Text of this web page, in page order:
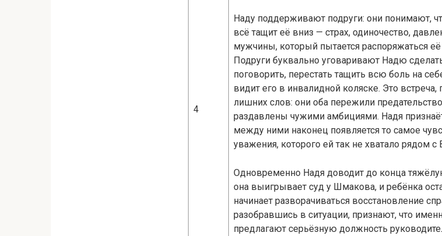
4
Наду поддерживают подруги: они понимают,
всё тащит её вниз — страх, одиночество,
мужчины, который пытается распоряжаться
Подруги буквально уговаривают Надю
поговорить, перестать тащить всю боль на
видит его в инвалидной коляске. Это
лишних слов: они оба пережили
раздавлены чужими амбициями. Надя
между ними наконец появляется то самое
уважения, которого ей так не хватало рядом с
Одновременно Надя доводит до конца
она выигрывает суд у Шмакова, и ребёнка
начинает разворачиваться восстановление
разобравшись в ситуации, признают, что
предлагают серьёзную должность